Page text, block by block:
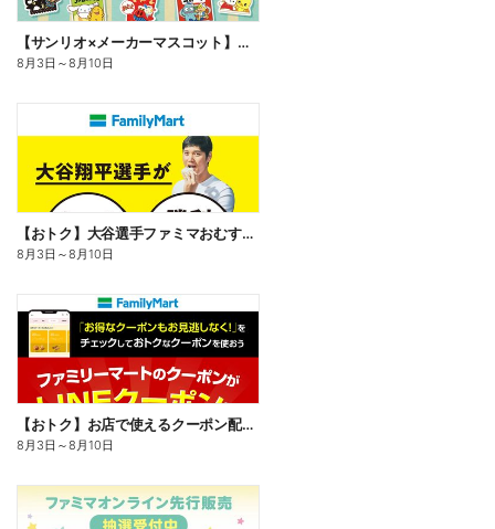
【サンリオ×メーカーマスコット】オリジナルグッズ貰える!
8月3日 ～8月10日
【おトク】大谷選手ファミマおむすび割
8月3日 ～8月10日
【おトク】お店で使えるクーポン配信中
8月3日 ～8月10日